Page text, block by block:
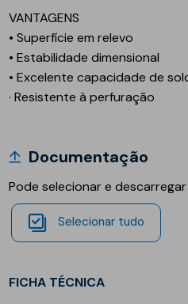
VANTAGENS
• Superfície em relevo
• Estabilidade dimensional
• Excelente capacidade de
· Resistente à perfuração
Documentação
Pode selecionar e
Selecionar tudo
FICHA TÉCNICA